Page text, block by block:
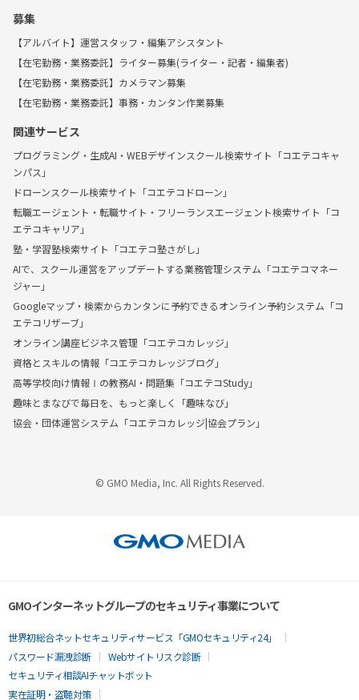
募集
【アルバイト】運営スタッフ・編集アシスタント
【在宅勤務・業務委託】ライター募集(ライター・記者・編集者)
【在宅勤務・業務委託】カメラマン募集
【在宅勤務・業務委託】事務・カンタン作業募集
関連サービス
プログラミング・生成AI・WEBデザインスクール検索サイト「コエテコキャ
ンパス」
ドローンスクール検索サイト「コエテコドローン」
転職エージェント・転職サイト・フリーランスエージェント検索サイト「コ
エテコキャリア」
塾・学習塾検索サイト「コエテコ塾さがし」
AIで、スクール運営をアップデートする業務管理システム「コエテコマネー
ジャー」
Googleマップ・検索からカンタンに予約できるオンライン予約システム「コ
エテコリザーブ」
オンライン講座ビジネス管理「コエテコカレッジ」
資格とスキルの情報「コエテコカレッジブログ」
高等学校向け情報Ⅰの教務AI・問題集「コエテコStudy」
趣味とまなびで毎日を、もっと楽しく「趣味なび」
協会・団体運営システム「コエテコカレッジ|協会プラン」
© GMO Media, Inc. All Rights Reserved.
GMOインターネットグループのセキュリティ事業について
世界初総合ネットセキュリティサービス「GMOセキュリティ24」
パスワード漏洩診断
Webサイトリスク診断
セキュリティ相談AIチャットボット
実在証明・盗聴対策